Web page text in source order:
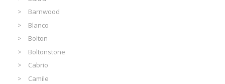
Barnwood
Blanco
Bolton
Boltonstone
Cabrio
Camile